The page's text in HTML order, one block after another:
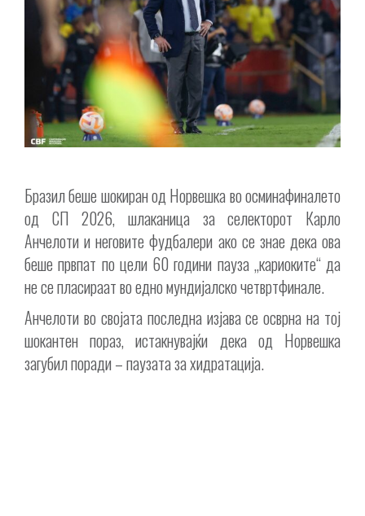
Бразил беше шокиран од Норвешка во осминафиналето
од СП 2026, шлаканица за селекторот Карло
Анчелоти и неговите фудбалери ако се знае дека ова
беше првпат по цели 60 години пауза „кариоките“ да
не се пласираат во едно мундијалско четвртфинале.
Анчелоти во својата последна изјава се осврна на тој
шокантен пораз, истакнувајќи дека од Норвешка
загубил поради – паузата за хидратација.